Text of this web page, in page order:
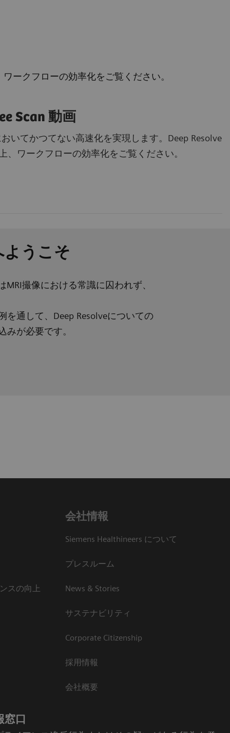
ークフローの効率化をご覧ください。
Scan 動画
いてかつてない高速化を実現します。Deep Resolve
、ワークフローの効率化をご覧ください。
ようこそ
撮像における常識に囚われず、
を通して、Deep Resolveについての
が必要です。
スの向上
会社情報
Siemens Healthineers について
プレスルーム
News & Stories
サステナビリティ
Corporate Citizenship
採用情報
会社概要
窓口